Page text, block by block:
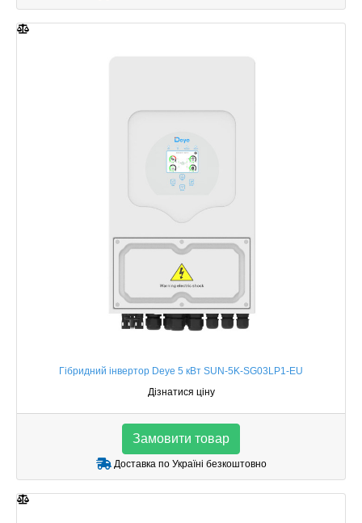
Гібридний інвертор Deye 5 кВт SUN-5K-SG03LP1-EU
Дізнатися ціну
Замовити товар
Доставка по Україні безкоштовно